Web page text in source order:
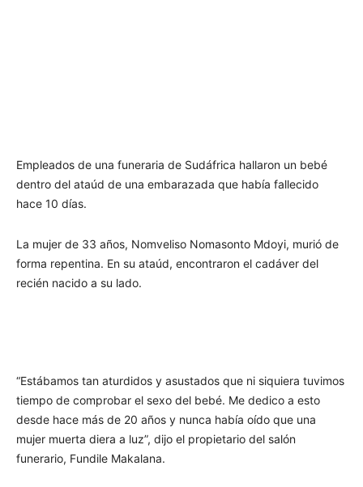
Empleados de una funeraria de Sudáfrica hallaron un bebé
dentro del ataúd de una embarazada que había fallecido
hace 10 días.
La mujer de 33 años, Nomveliso Nomasonto Mdoyi, murió de
forma repentina. En su ataúd, encontraron el cadáver del
recién nacido a su lado.
“Estábamos tan aturdidos y asustados que ni siquiera tuvimos
tiempo de comprobar el sexo del bebé. Me dedico a esto
desde hace más de 20 años y nunca había oído que una
mujer muerta diera a luz”, dijo el propietario del salón
funerario, Fundile Makalana.